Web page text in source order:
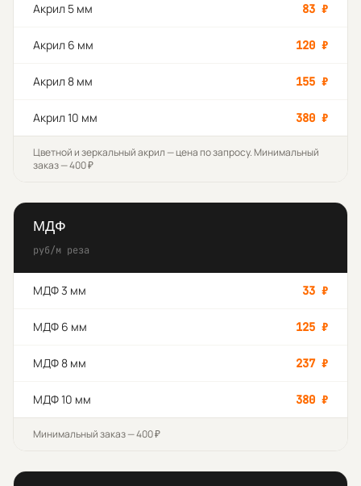
Акрил 5 мм 83 ₽
Акрил 6 мм 120 ₽
Акрил 8 мм 155 ₽
Акрил 10 мм 380 ₽
Цветной и зеркальный акрил — цена по запросу. Минимальный
заказ — 400 ₽
МДФ
руб/м реза
МДФ 3 мм 33 ₽
МДФ 6 мм 125 ₽
МДФ 8 мм 237₽
МДФ 10 мм 380 ₽
Минимальный заказ — 400 ₽